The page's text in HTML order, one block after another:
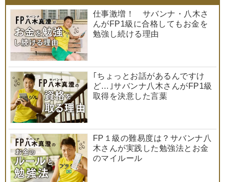
仕事激増！ サバンナ・八木さ
んがFP1級に合格してもお金を
勉強し続ける理由
｢ちょっとお話があるんですけ
ど…｣サバンナ八木さんがFP1級
取得を決意した言葉
FP１級の難易度は？サバンナ八
木さんが実践した勉強法とお金
のマイルール